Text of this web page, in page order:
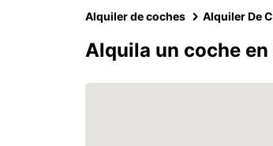
Alquiler de coches Alquiler De
Alquila un coche en